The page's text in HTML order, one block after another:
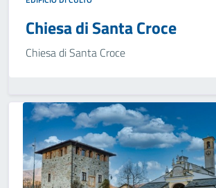
Chiesa di Santa Croce
Chiesa di Santa Croce